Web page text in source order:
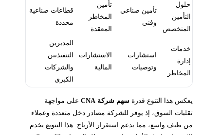
حلول
التأمين
المتخصص
تأمين صناعي
وفني
تأمين
المخاطر
المعقدة
قطاعات صناعية
محددة
خدمات
إدارة
المخاطر
استشارات
وتوصيات
الاستشارات
المالية
المديرين
التنفيذيين
والشركات
الكبرى
يعكس هذا التنوع قدرة سهم شركة CNA
على مواجهة
تقلبات السوق، إذ يوفر للشركة مصادر دخل متعددة وعملاء
من طيف واسع، مما يدعم استقرار الأرباح. هذا التنويع يخدم